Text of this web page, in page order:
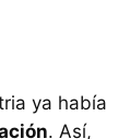
ya había
. Así,